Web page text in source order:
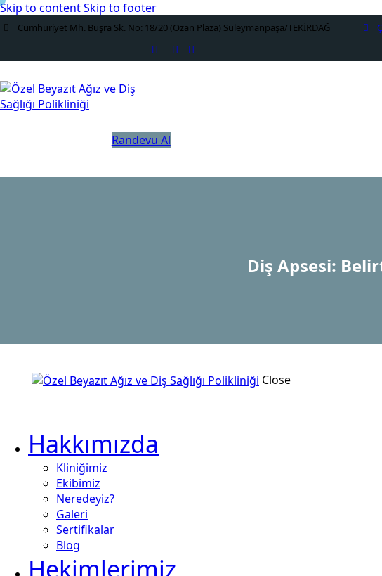
Skip to contentSkip to footer
Cumhuriyet Mh. Büşra Sk. No: 18/20 (Ozan Plaza) Süleymanpaşa/TEKİRDAĞ
Randevu Al
Diş Apsesi:
Close
Hakkımızda
Kliniğimiz
Ekibimiz
Neredeyiz?
Galeri
Sertifikalar
Blog
Hekimlerimiz